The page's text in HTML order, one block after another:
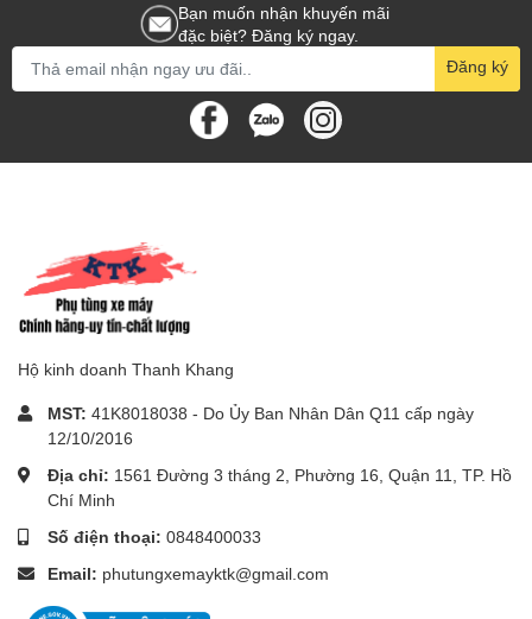
Bạn muốn nhận khuyến mãi
đặc biệt? Đăng ký ngay.
Đăng ký
Hộ kinh doanh Thanh Khang
MST: 41K8018038 - Do Ủy Ban Nhân Dân Q11 cấp ngày
12/10/2016
Địa chỉ: 1561 Đường 3 tháng 2, Phường 16, Quận 11, TP. Hồ
Chí Minh
Số điện thoại: 0848400033
Email: phutungxemayktk@gmail.com